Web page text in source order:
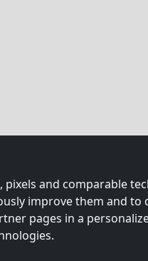
pixels and comparable
improve them and
pages in a